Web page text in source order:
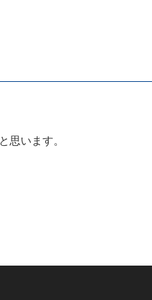
います。